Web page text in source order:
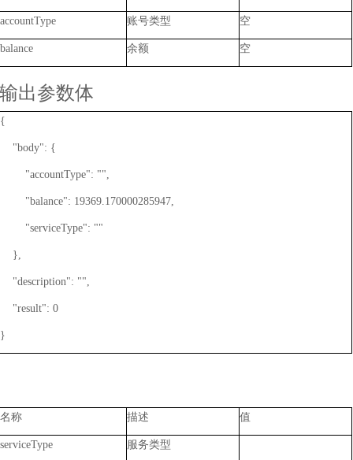
accountType 账号类型 空
balance 余额 空
输出参数体
{
"body": {
"accountType": "",
"balance": 19369.170000285947,
"serviceType": ""
},
"description": "",
"result": 0
}
名称 描述 值
serviceType 服务类型